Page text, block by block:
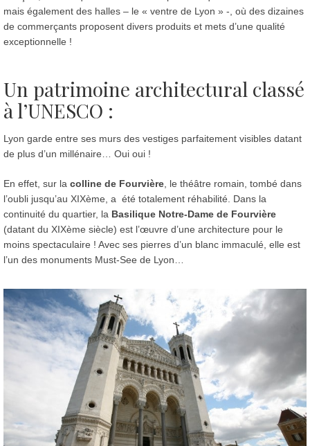
mais également des halles – le « ventre de Lyon » -, où des dizaines
de commerçants proposent divers produits et mets d’une qualité
exceptionnelle !
Un patrimoine architectural classé
à l’UNESCO :
Lyon garde entre ses murs des vestiges parfaitement visibles datant
de plus d’un millénaire… Oui oui !
En effet, sur la colline de Fourvière, le théâtre romain, tombé dans
l’oubli jusqu’au XIXème, a été totalement réhabilité. Dans la
continuité du quartier, la Basilique Notre-Dame de Fourvière
(datant du XIXème siècle) est l’œuvre d’une architecture pour le
moins spectaculaire ! Avec ses pierres d’un blanc immaculé, elle est
l’un des monuments Must-See de Lyon…